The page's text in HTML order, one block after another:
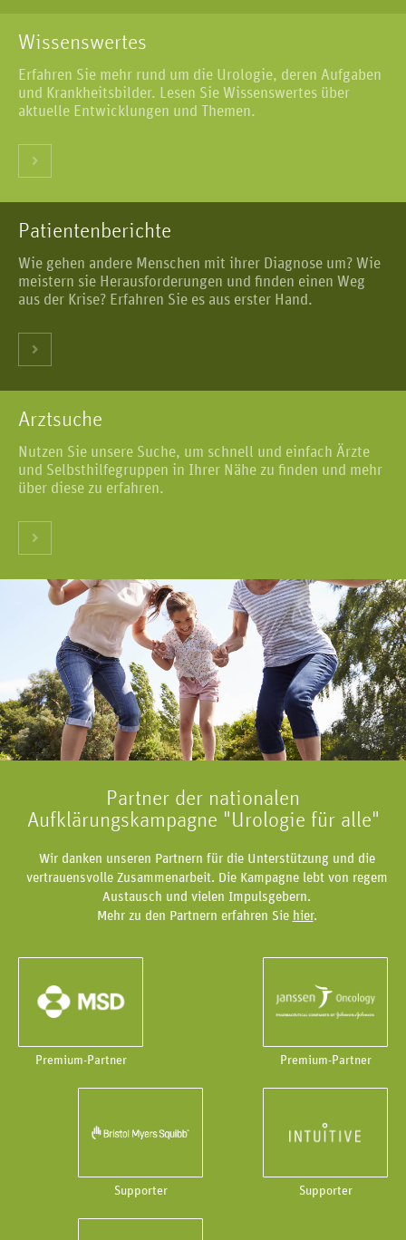
Wissenswertes
Erfahren Sie mehr rund um die Urologie, deren Aufgaben
und Krankheitsbilder. Lesen Sie Wissenswertes über
aktuelle Entwicklungen und Themen.
Patientenberichte
Wie gehen andere Menschen mit ihrer Diagnose um? Wie
meistern sie Herausforderungen und finden einen Weg
aus der Krise? Erfahren Sie es aus erster Hand.
Arztsuche
Nutzen Sie unsere Suche, um schnell und einfach Ärzte
und Selbsthilfegruppen in Ihrer Nähe zu finden und mehr
über diese zu erfahren.
Partner der nationalen
Aufklärungskampagne "Urologie für alle"
Wir danken unseren Partnern für die Unterstützung und die
vertrauensvolle Zusammenarbeit. Die Kampagne lebt von regem
Austausch und vielen Impulsgebern.
Mehr zu den Partnern erfahren Sie hier.
Premium-Partner Premium-Partner
Supporter Supporter